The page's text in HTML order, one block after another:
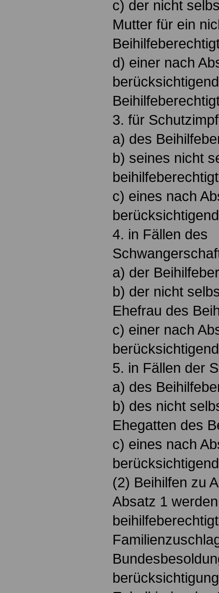
c) der nicht
Mutter für ein
d) einer nach
3. für
a) des
b) seines nicht
c) eines nach
4. in Fällen des
a) der
b) der nicht
Ehefrau des
c) einer nach
5. in Fällen der
a) des
b) des nicht
Ehegatten des
c) eines nach
(2) Beihilfen zu
Absatz 1